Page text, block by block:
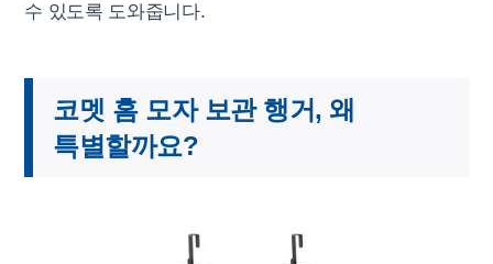
수 있도록 도와줍니다.
코멧 홈 모자 보관 행거, 왜
특별할까요?